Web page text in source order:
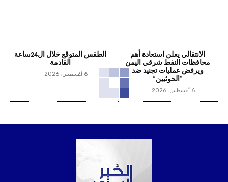
الانتقالي يعلن استعادة أهم
محافظات النفط شرقي اليمن
ويرفض عمليات تجنيد ضد
“الحوثيين”
6 أغسطس، 2026
الطقس المتوقع خلال ال24ساعة
القادمة
6 أغسطس، 2026